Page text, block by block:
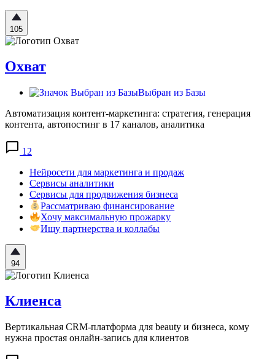
105
Охват
Выбран из Базы
Автоматизация контент-маркетинга: стратегия, генерация
контента, автопостинг в 17 каналов, аналитика
12
Нейросети для маркетинга и продаж
Сервисы аналитики
Сервисы для продвижения бизнеса
Рассматриваю финансирование
Хочу максимальную прожарку
Ищу партнерства и коллабы
94
Клиенса
Вертикальная CRM-платформа для beauty и бизнеса, кому
нужна простая онлайн-запись для клиентов